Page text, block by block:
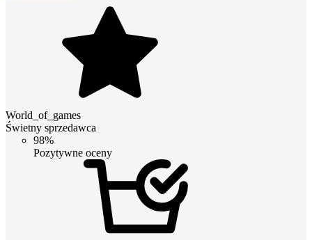
World_of_games
Świetny sprzedawca
98%
Pozytywne oceny